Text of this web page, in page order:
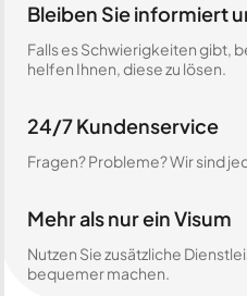
Bleiben Sie informiert
Falls es Schwierigkeiten gibt,
helfen Ihnen, diese zu lösen.
24/7 Kundenservice
Fragen? Probleme? Wir sind
Mehr als nur ein Visum
Nutzen Sie zusätzliche
bequemer machen.